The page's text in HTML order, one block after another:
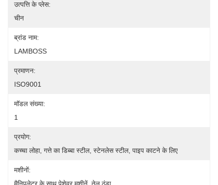
उत्पत्ति के प्लेस:
चीन
ब्रांड नाम:
LAMBOSS
प्रमाणन:
ISO9001
मॉडल संख्या:
1
प्रयोग:
कच्चा लोहा, गत्ते का डिब्बा स्टील, स्टेनलेस स्टील, पाइप काटने के लिए
मशीनों: